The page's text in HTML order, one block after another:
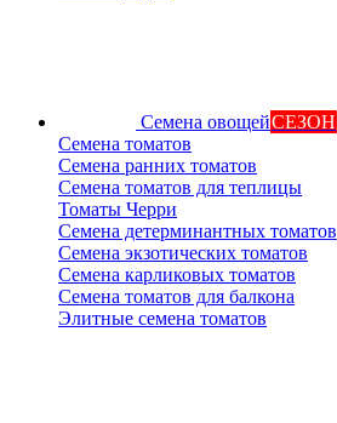
Семена овощейСЕЗОН
Семена томатов
Семена ранних томатов
Семена томатов для теплицы
Томаты Черри
Семена детерминантных томатов
Семена экзотических томатов
Семена карликовых томатов
Семена томатов для балкона
Элитные семена томатов